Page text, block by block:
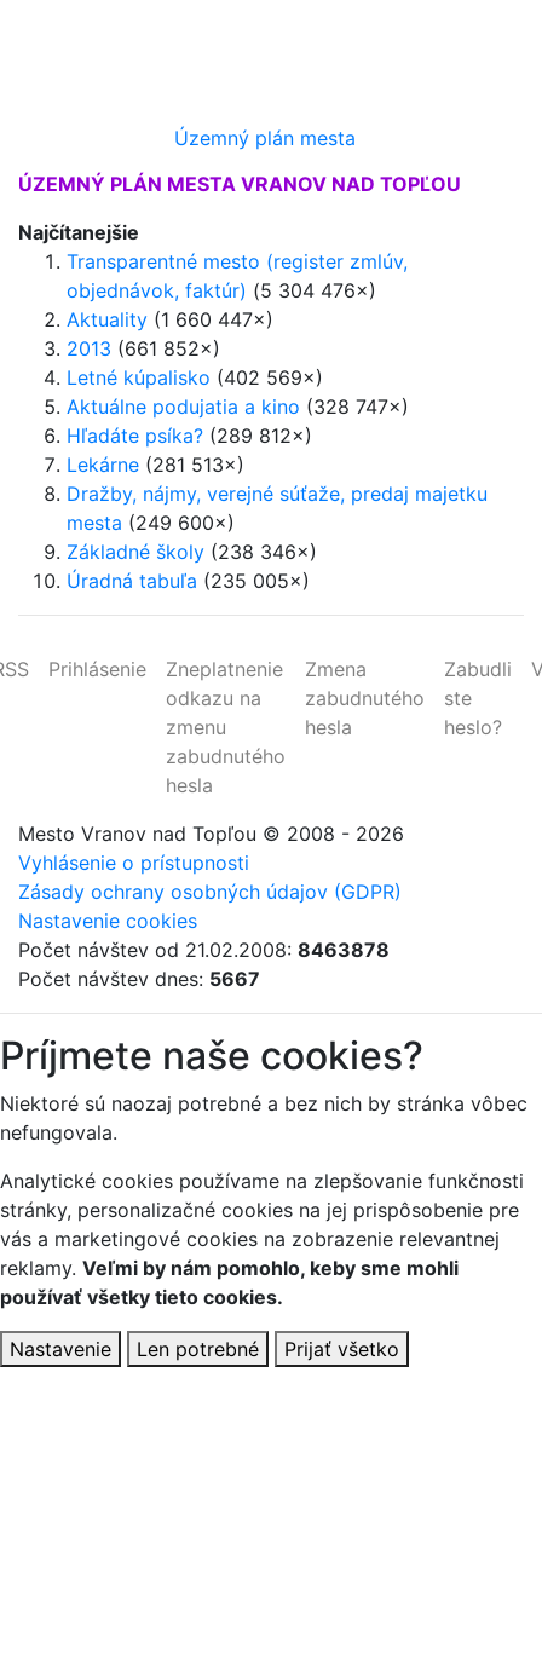
Územný plán mesta
ÚZEMNÝ PLÁN MESTA VRANOV NAD TOPĽOU
Najčítanejšie
Transparentné mesto (register zmlúv,
objednávok, faktúr) (5 304 476×)
Aktuality (1 660 447×)
2013 (661 852×)
Letné kúpalisko (402 569×)
Aktuálne podujatia a kino (328 747×)
Hľadáte psíka? (289 812×)
Lekárne (281 513×)
Dražby, nájmy, verejné súťaže, predaj majetku
mesta (249 600×)
Základné školy (238 346×)
Úradná tabuľa (235 005×)
Prihlásenie
Zneplatnenie
odkazu na
zmenu
zabudnutého
hesla
Zmena
zabudnutého
hesla
Zabudli
ste
heslo?
Mesto Vranov nad Topľou © 2008 - 2026
Vyhlásenie o prístupnosti
Zásady ochrany osobných údajov (GDPR)
Nastavenie cookies
Počet návštev od 21.02.2008: 8463878
Počet návštev dnes: 5667
Príjmete naše cookies?
Niektoré sú naozaj potrebné a bez nich by stránka vôbec
nefungovala.
Analytické cookies používame na zlepšovanie funkčnosti
stránky, personalizačné cookies na jej prispôsobenie pre
vás a marketingové cookies na zobrazenie relevantnej
reklamy. Veľmi by nám pomohlo, keby sme mohli
používať všetky tieto cookies.
Nastavenie Len potrebné Prijať všetko